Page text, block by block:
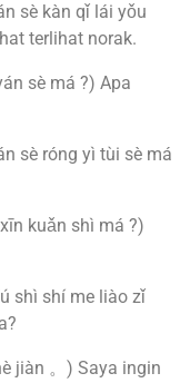
sè kàn qǐ lái yǒu
terlihat norak.
sè má ?) Apa
sè róng yì tùi sè má
kuǎn shì má ?)
shì shí me liào zǐ
jiàn 。) Saya ingin